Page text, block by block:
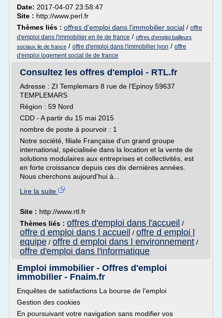
Date: 2017-04-07 23:58:47
Site : http://www.perl.fr
Thèmes liés : offres d'emploi dans l'immobilier social / offre
d'emploi dans l'immobilier en ile de france / offres d'emploi bailleurs
sociaux ile de france / offre d'emploi dans l'immobilier lyon / offre
d'emploi logement social ile de france
Consultez les offres d'emploi - RTL.fr
Adresse : ZI Templemars 8 rue de l'Epinoy 59637
TEMPLEMARS
Région : 59 Nord
CDD - A partir du 15 mai 2015
nombre de poste à pourvoir : 1
Notre société, filiale Française d'un grand groupe
international, spécialisée dans la location et la vente de
solutions modulaires aux entreprises et collectivités, est
en forte croissance depuis ces dix dernières années.
Nous cherchons aujourd'hui à...
Lire la suite
Site : http://www.rtl.fr
Thèmes liés : offres d'emploi dans l'accueil /
offre d emploi dans l accueil / offre d emploi l
equipe / offre d emploi dans l environnement /
offre d'emploi dans l'informatique
Emploi immobilier - Offres d'emploi
immobilier - Fnaim.fr
Enquêtes de satisfactions La bourse de l'emploi
Gestion des cookies
En poursuivant votre navigation sans modifier vos